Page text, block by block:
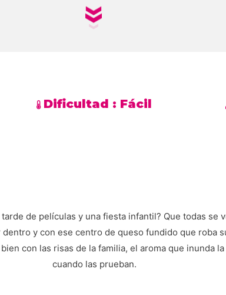
Dificultad : Fácil
de películas y una fiesta infantil? Que todas se
y con ese centro de queso fundido que roba
con las risas de la familia, el aroma que inunda
cuando las prueban.